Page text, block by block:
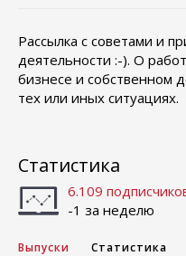
Рассылка с советами и
деятельности :-). О
бизнесе и собственном
тех или иных ситуациях.
Статистика
6.109
-1 за неделю
Выпуски Статистика